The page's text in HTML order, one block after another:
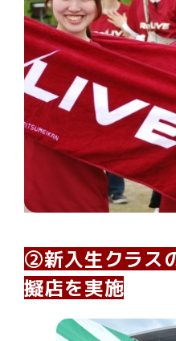
②新入生クラス
擬店を実施